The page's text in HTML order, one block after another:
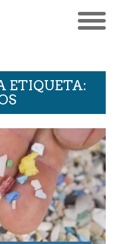
ETIQUETA: